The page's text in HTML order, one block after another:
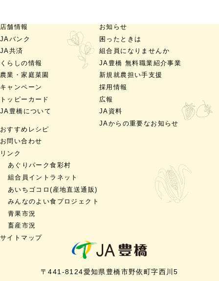
〒441-8124愛知県豊橋市野依町字西川5
店舗情報
JAバンク
JA共済
くらしの情報
農業・家庭菜園
キャンペーン
トッピーカード
JA豊橋について
お知らせ
困ったときは
組合員になりませんか
JA豊橋 無料職業紹介事業
新規就農担い手支援
採用情報
広報
JA資料
JAからの重要なお知らせ
おすすめレシピ
お問い合わせ
リンク
あぐりパーク食彩村
組合員イントラネット
あいちゴコロ(産地直送通販)
みんなのよい食プロジェクト
青果市況
畜産市況
サイトマップ